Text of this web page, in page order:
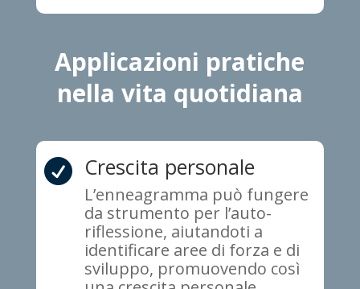
Applicazioni pratiche
nella vita quotidiana
 Crescita personale
L’enneagramma può fungere
da strumento per l’auto-
riflessione, aiutandoti a
identificare aree di forza e di
sviluppo, promuovendo così